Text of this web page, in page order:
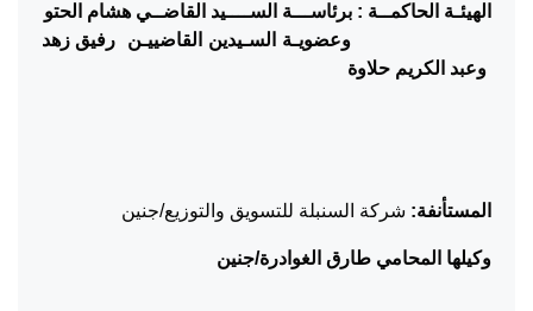
الهيئـة الحاكمــة : برئاســـة الســــيد القاضــي هشام الحتو
وعضويـة السـيدين القاضييـن
رفيق زهد
وعبد الكريم حلاوة
المستأنفة: شركة السنبلة للتسويق والتوزيع/جنين
وكيلها المحامي طارق الغوادرة/جنين